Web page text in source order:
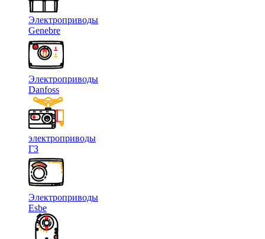
Электроприводы
Genebre
Электроприводы
Danfoss
электроприводы
ГЗ
Электроприводы
Esbe